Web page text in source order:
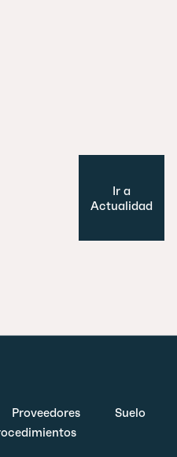
Ir a
Actualidad
Proveedores
Suelo